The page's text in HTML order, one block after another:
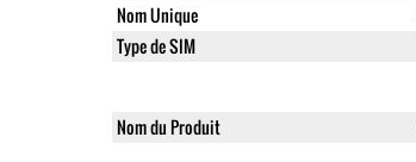
Nom Unique
Type de SIM
Nom du Produit